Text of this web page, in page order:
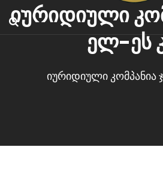
იურიდიული
ელ-ეს
იურიდიული კომპანია